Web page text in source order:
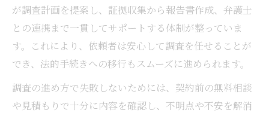
が調査計画を提案し、証拠収集から報告書作成、弁護士
との連携まで一貫してサポートする体制が整っていま
す。これにより、依頼者は安心して調査を任せることが
でき、法的手続きへの移行もスムーズに進められます。
調査の進め方で失敗しないためには、契約前の無料相談
や見積もりで十分に内容を確認し、不明点や不安を解消